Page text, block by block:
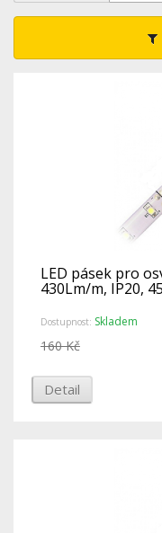
LED pásek pro
430Lm/m, IP20,
Dostupnost: Skladem
160 Kč
Detail